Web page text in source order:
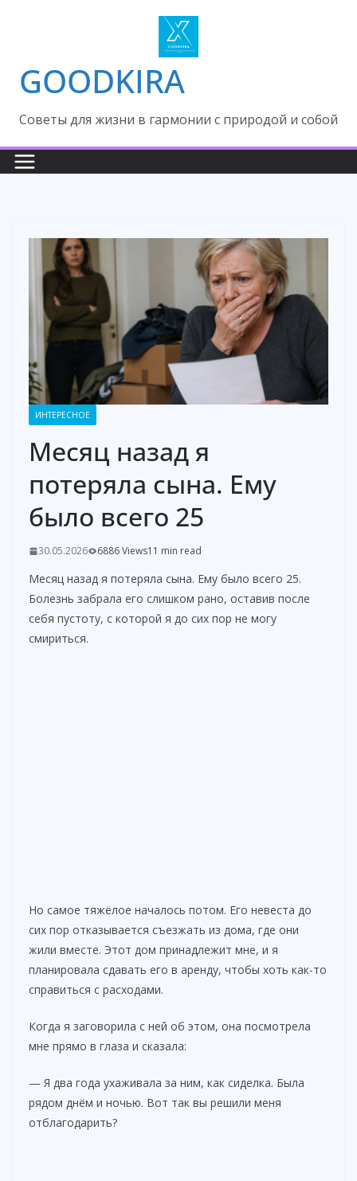
GOODKIRA
Cоветы для жизни в гармонии с природой и собой
ИНТЕРЕСНОЕ
Месяц назад я
потеряла сына. Ему
было всего 25
30.05.2026 6886 Views11 min read
Месяц назад я потеряла сына. Ему было всего 25.
Болезнь забрала его слишком рано, оставив после
себя пустоту, с которой я до сих пор не могу
смириться.
Но самое тяжёлое началось потом. Его невеста до
сих пор отказывается съезжать из дома, где они
жили вместе. Этот дом принадлежит мне, и я
планировала сдавать его в аренду, чтобы хоть как-то
справиться с расходами.
Когда я заговорила с ней об этом, она посмотрела
мне прямо в глаза и сказала:
— Я два года ухаживала за ним, как сиделка. Была
рядом днём и ночью. Вот так вы решили меня
отблагодарить?